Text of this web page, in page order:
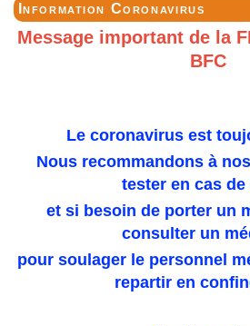
Information Coronavirus
Message important de la
BFC
Le coronavirus est
Nous recommandons à
tester en cas de
et si besoin de porter un
consulter un
pour soulager le personnel
repartir en